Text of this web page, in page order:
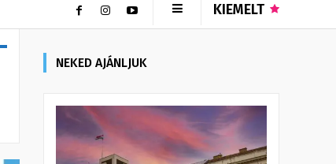
KIEMELT
NEKED AJÁNLJUK